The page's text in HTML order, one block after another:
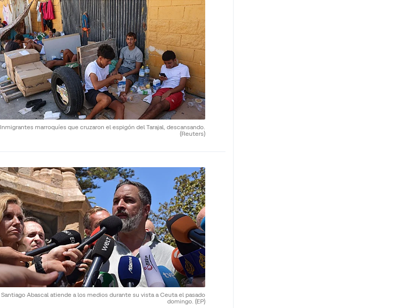
Inmigrantes marroquíes que cruzaron el espigón del Tarajal, descansando.
(Reuters)
Santiago Abascal atiende a los medios durante su vista a Ceuta el pasado
domingo. (EP)